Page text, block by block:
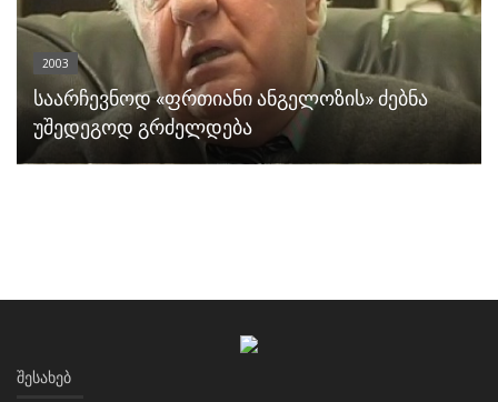
2003
საარჩევნოდ «ფრთიანი ანგელოზის» ძებნა
უშედეგოდ გრძელდება
ᲨᲔᲡᲐᲮᲔᲑ